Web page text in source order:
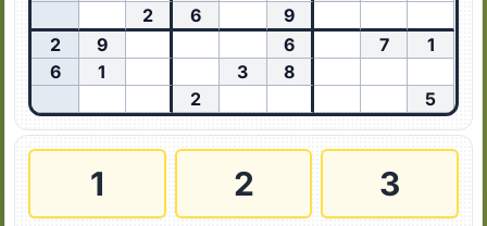
2
6
9
2
9 6 7
1
6
1 3
8
2
5
1 2
3